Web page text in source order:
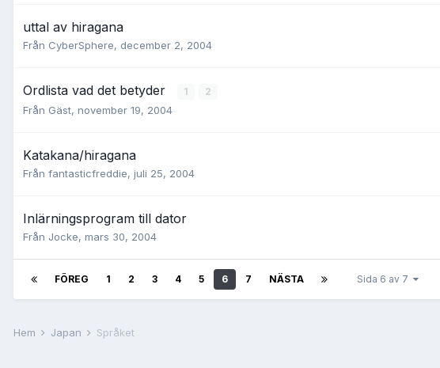
uttal av hiragana
Från CyberSphere, december 2, 2004
Ordlista vad det betyder 1 2
Från Gäst, november 19, 2004
Katakana/hiragana
Från fantasticfreddie, juli 25, 2004
Inlärningsprogram till dator
Från Jocke, mars 30, 2004
FÖREG 1 2 3 4 5 6 7 NÄSTA Sida 6 av 7
Hem Japan Språket